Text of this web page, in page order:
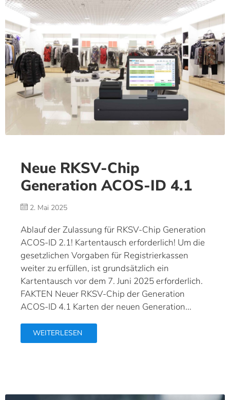
Neue RKSV-Chip
Generation ACOS-ID 4.1
2. Mai 2025
Ablauf der Zulassung für RKSV-Chip Generation
ACOS-ID 2.1! Kartentausch erforderlich! Um die
gesetzlichen Vorgaben für Registrierkassen
weiter zu erfüllen, ist grundsätzlich ein
Kartentausch vor dem 7. Juni 2025 erforderlich.
FAKTEN Neuer RKSV-Chip der Generation
ACOS-ID 4.1 Karten der neuen Generation...
WEITERLESEN